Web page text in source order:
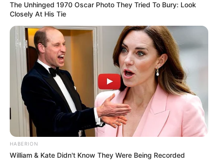
TEMAS DESTACADOS
EMERGENCIAS POR LLUVIAS
METRO DE MEDELLÍN
ELECCIONES PRESIDENCIALES
MARINILLA - ANTIOQUIA
EPM
YONDÓ - ANTIOQUIA
RIONEGRO
The Unhinged 1970 Oscar Photo They Tried To Bury: Look
Closely At His Tie
HABERION
William & Kate Didn't Know They Were Being Recorded